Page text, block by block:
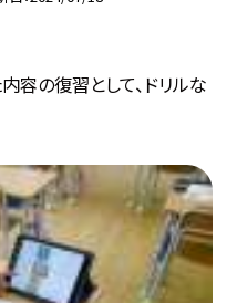
容の復習として、ドリルな